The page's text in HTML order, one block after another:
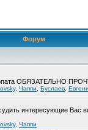
Форум
ОБЯЗАТЕЛЬНО
, Чаппи Буслаев
интересующие Вас
, Чаппи